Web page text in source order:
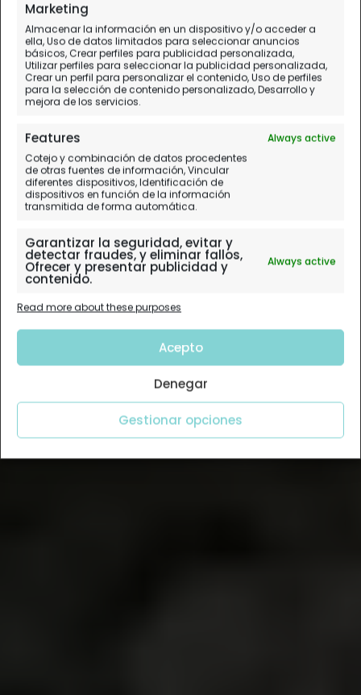
Marketing
Almacenar la información en un dispositivo y/o acceder a
ella, Uso de datos limitados para seleccionar anuncios
básicos, Crear perfiles para publicidad personalizada,
Utilizar perfiles para seleccionar la publicidad personalizada,
Crear un perfil para personalizar el contenido, Uso de perfiles
para la selección de contenido personalizado, Desarrollo y
mejora de los servicios.
Features
Always active
Cotejo y combinación de datos procedentes
de otras fuentes de información, Vincular
diferentes dispositivos, Identificación de
dispositivos en función de la información
transmitida de forma automática.
Garantizar la seguridad, evitar y
detectar fraudes, y eliminar fallos,
Ofrecer y presentar publicidad y
contenido.
Always active
Read more about these purposes
Acepto
Denegar
Gestionar opciones